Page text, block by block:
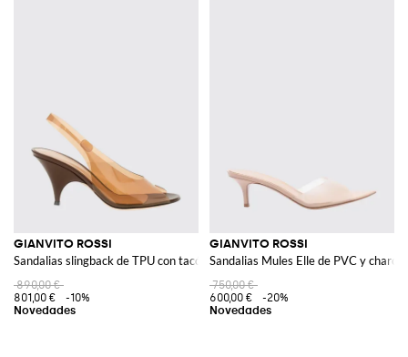
GIANVITO ROSSI
Sandalias slingback de TPU con tacón alto acampanado
890,00 €
801,00 €
-10%
GIANVITO ROSSI
Sandalias Mules Elle de PVC y charol
750,00 €
600,00 €
-20%